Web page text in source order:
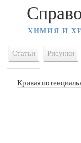
ХИМИЯ И
Статьи Рисунки
Кривая